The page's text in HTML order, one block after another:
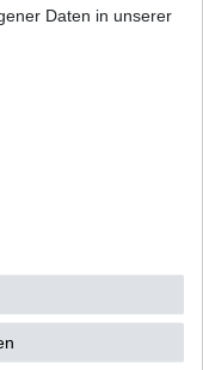
Eitorf (
Termin
Daten in unserer